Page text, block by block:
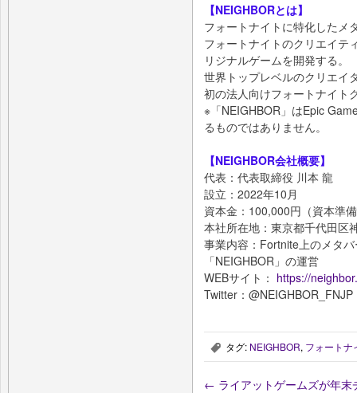
【NEIGHBORとは】
フォートナイトに特化したメ
フォートナイトのクリエイテ
リジナルゲームを開発する。
世界トップレベルのクリエイ
初の法人向けフォートナイト
※「NEIGHBOR」はEpic
るものではありません。
【NEIGHBOR会社概要】
代表：代表取締役 川本 龍
設立：2022年10月
資本金：100,000円（資本準
本社所在地：東京都千代田区
事業内容：Fortnite上のメタ
「NEIGHBOR」の運営
WEBサイト： https://
Twitter：@NEIGHBOR_FNJP
, タグ: NEIGHBOR, フォートナ
← ライアットゲームズが年